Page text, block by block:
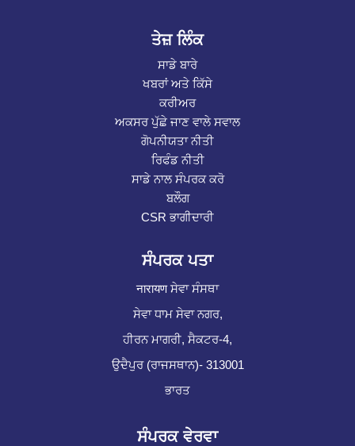
ਤੇਜ਼ ਲਿੰਕ
ਸਾਡੇ ਬਾਰੇ
ਖਬਰਾਂ ਅਤੇ ਕਿੱਸੇ
ਕਰੀਅਰ
ਅਕਸਰ ਪੁੱਛੇ ਜਾਣ ਵਾਲੇ ਸਵਾਲ
ਗੋਪਨੀਯਤਾ ਨੀਤੀ
ਰਿਫੰਡ ਨੀਤੀ
ਸਾਡੇ ਨਾਲ ਸੰਪਰਕ ਕਰੋ
ਬਲੌਗ
CSR ਭਾਗੀਦਾਰੀ
ਸੰਪਰਕ ਪਤਾ
नारायण ਸੇਵਾ ਸੰਸਥਾ
ਸੇਵਾ ਧਾਮ ਸੇਵਾ ਨਗਰ,
ਹੀਰਨ ਮਾਗਰੀ, ਸੈਕਟਰ-4,
ਉਦੈਪੁਰ (ਰਾਜਸਥਾਨ)- 313001
ਭਾਰਤ
ਸੰਪਰਕ ਵੇਰਵਾ